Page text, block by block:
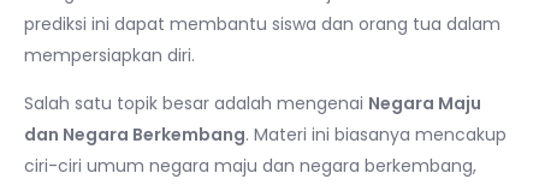
prediksi ini dapat membantu siswa dan orang tua dalam
mempersiapkan diri.
Salah satu topik besar adalah mengenai Negara Maju
dan Negara Berkembang. Materi ini biasanya mencakup
ciri-ciri umum negara maju dan negara berkembang,